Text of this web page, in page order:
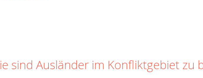
sind Ausländer im Konfliktgebiet zu